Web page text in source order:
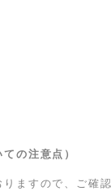
の注意点）
りますので、ご確